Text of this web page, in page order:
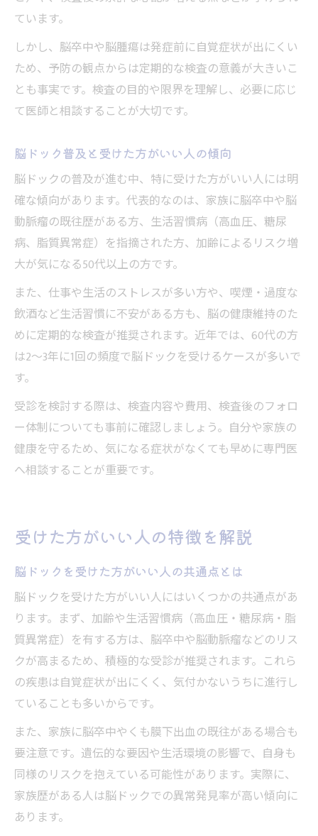
ています。
しかし、脳卒中や脳腫瘍は発症前に自覚症状が出にくい
ため、予防の観点からは定期的な検査の意義が大きいこ
とも事実です。検査の目的や限界を理解し、必要に応じ
て医師と相談することが大切です。
脳ドック普及と受けた方がいい人の傾向
脳ドックの普及が進む中、特に受けた方がいい人には明
確な傾向があります。代表的なのは、家族に脳卒中や脳
動脈瘤の既往歴がある方、生活習慣病（高血圧、糖尿
病、脂質異常症）を指摘された方、加齢によるリスク増
大が気になる50代以上の方です。
また、仕事や生活のストレスが多い方や、喫煙・過度な
飲酒など生活習慣に不安がある方も、脳の健康維持のた
めに定期的な検査が推奨されます。近年では、60代の方
は2～3年に1回の頻度で脳ドックを受けるケースが多いで
す。
受診を検討する際は、検査内容や費用、検査後のフォロ
ー体制についても事前に確認しましょう。自分や家族の
健康を守るため、気になる症状がなくても早めに専門医
へ相談することが重要です。
受けた方がいい人の特徴を解説
脳ドックを受けた方がいい人の共通点とは
脳ドックを受けた方がいい人にはいくつかの共通点があ
ります。まず、加齢や生活習慣病（高血圧・糖尿病・脂
質異常症）を有する方は、脳卒中や脳動脈瘤などのリス
クが高まるため、積極的な受診が推奨されます。これら
の疾患は自覚症状が出にくく、気付かないうちに進行し
ていることも多いからです。
また、家族に脳卒中やくも膜下出血の既往がある場合も
要注意です。遺伝的な要因や生活環境の影響で、自身も
同様のリスクを抱えている可能性があります。実際に、
家族歴がある人は脳ドックでの異常発見率が高い傾向に
あります。